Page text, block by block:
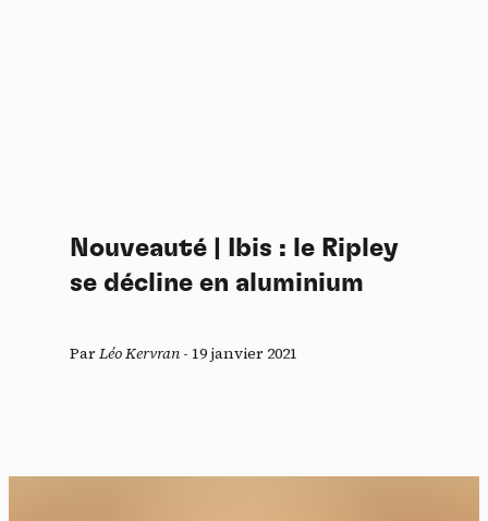
Nouveauté | Ibis : le Ripley
se décline en aluminium
ParLéo Kervran - 19 janvier 2021